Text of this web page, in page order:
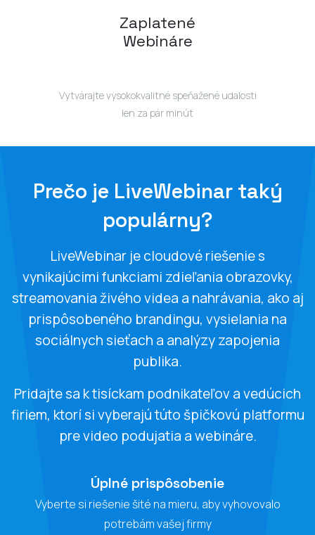
Zaplatené
Webináre
Vytvárajte vysokokvalitné speňažené udalosti
len za pár minút
Prečo je LiveWebinar taký
populárny?
LiveWebinar je cloudové riešenie s
vynikajúcimi funkciami zdieľania obrazovky,
streamovania živého videa a nahrávania, ako aj
prispôsobeného brandingu, vysielania na
sociálnych sieťach a analýzy zapojenia
publika.
Pridajte sa k tisíckam podnikateľov a vedúcich
firiem, ktorí si vyberajú túto špičkovú platformu
pre video podujatia a webináre.
Úplné prispôsobenie
Vyberte si riešenie šité na mieru, aby vyhovovalo
potrebám vašej firmy